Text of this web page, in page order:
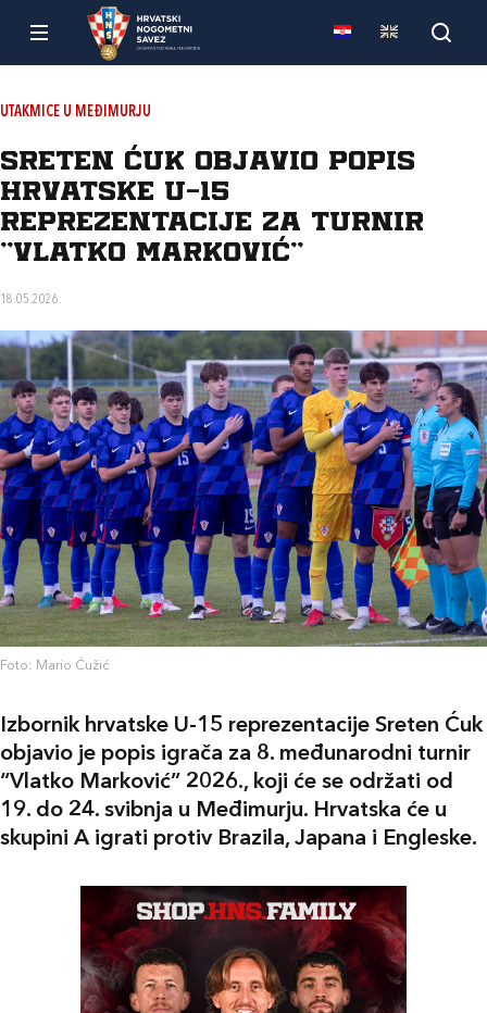
UTAKMICE U MEĐIMURJU
Sreten Ćuk objavio popis
hrvatske U-15
reprezentacije za turnir
“Vlatko Marković”
18.05.2026.
Foto: Mario Ćužić
Izbornik hrvatske U-15 reprezentacije Sreten Ćuk
objavio je popis igrača za 8. međunarodni turnir
“Vlatko Marković” 2026., koji će se održati od
19. do 24. svibnja u Međimurju. Hrvatska će u
skupini A igrati protiv Brazila, Japana i Engleske.